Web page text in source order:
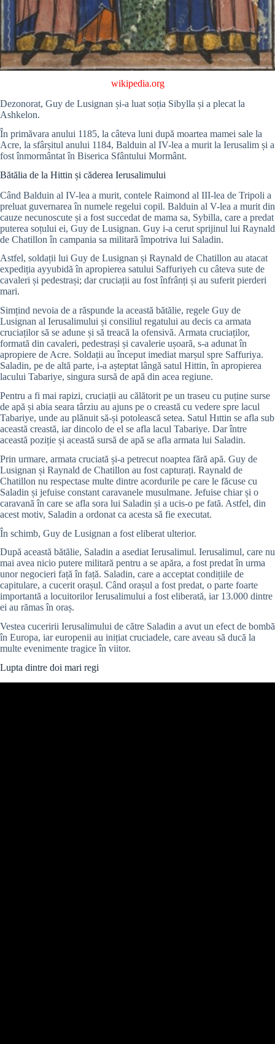
wikipedia.org
Dezonorat, Guy de Lusignan și-a luat soția Sibylla și a plecat la
Ashkelon.
În primăvara anului 1185, la câteva luni după moartea mamei sale la
Acre, la sfârșitul anului 1184, Balduin al IV-lea a murit la Ierusalim și a
fost înmormântat în Biserica Sfântului Mormânt.
Bătălia de la Hittin și căderea Ierusalimului
Când Balduin al IV-lea a murit, contele Raimond al III-lea de Tripoli a
preluat guvernarea în numele regelui copil. Balduin al V-lea a murit din
cauze necunoscute și a fost succedat de mama sa, Sybilla, care a predat
puterea soțului ei, Guy de Lusignan. Guy i-a cerut sprijinul lui Raynald
de Chatillon în campania sa militară împotriva lui Saladin.
Astfel, soldații lui Guy de Lusignan și Raynald de Chatillon au atacat
expediția ayyubidă în apropierea satului Saffuriyeh cu câteva sute de
cavaleri și pedestrași; dar cruciații au fost înfrânți și au suferit pierderi
mari.
Simțind nevoia de a răspunde la această bătălie, regele Guy de
Lusignan al Ierusalimului și consiliul regatului au decis ca armata
cruciaților să se adune și să treacă la ofensivă. Armata cruciaților,
formată din cavaleri, pedestrași și cavalerie ușoară, s-a adunat în
apropiere de Acre. Soldații au început imediat marșul spre Saffuriya.
Saladin, pe de altă parte, i-a așteptat lângă satul Hittin, în apropierea
lacului Tabariye, singura sursă de apă din acea regiune.
Pentru a fi mai rapizi, cruciații au călătorit pe un traseu cu puține surse
de apă și abia seara târziu au ajuns pe o creastă cu vedere spre lacul
Tabariye, unde au plănuit să-și potolească setea. Satul Hıttin se afla sub
această creastă, iar dincolo de el se afla lacul Tabariye. Dar între
această poziție și această sursă de apă se afla armata lui Saladin.
Prin urmare, armata cruciată și-a petrecut noaptea fără apă. Guy de
Lusignan și Raynald de Chatillon au fost capturați. Raynald de
Chatillon nu respectase multe dintre acordurile pe care le făcuse cu
Saladin și jefuise constant caravanele musulmane. Jefuise chiar și o
caravană în care se afla sora lui Saladin și a ucis-o pe fată. Astfel, din
acest motiv, Saladin a ordonat ca acesta să fie executat.
În schimb, Guy de Lusignan a fost eliberat ulterior.
După această bătălie, Saladin a asediat Ierusalimul. Ierusalimul, care nu
mai avea nicio putere militară pentru a se apăra, a fost predat în urma
unor negocieri față în față. Saladin, care a acceptat condițiile de
capitulare, a cucerit orașul. Când orașul a fost predat, o parte foarte
importantă a locuitorilor Ierusalimului a fost eliberată, iar 13.000 dintre
ei au rămas în oraș.
Vestea cuceririi Ierusalimului de către Saladin a avut un efect de bombă
în Europa, iar europenii au inițiat cruciadele, care aveau să ducă la
multe evenimente tragice în viitor.
Lupta dintre doi mari regi